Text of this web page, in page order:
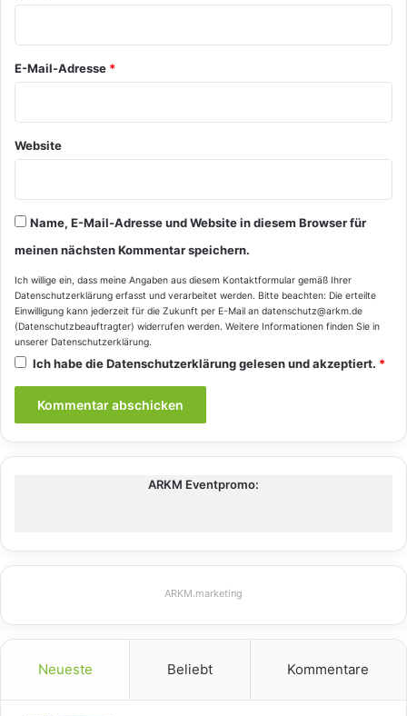
*
E-Mail-Adresse *
Website
Name, E-Mail-Adresse und Website in diesem Browser für
meinen nächsten Kommentar speichern.
Ich willige ein, dass meine Angaben aus diesem Kontaktformular gemäß Ihrer
Datenschutzerklärung erfasst und verarbeitet werden. Bitte beachten: Die erteilte
Einwilligung kann jederzeit für die Zukunft per E-Mail an datenschutz@arkm.de
(Datenschutzbeauftragter) widerrufen werden. Weitere Informationen finden Sie in
unserer Datenschutzerklärung.
Ich habe dieDatenschutzerklärunggelesen und akzeptiert. *
ARKM Eventpromo:
ARKM.marketing
Neueste Beliebt Kommentare